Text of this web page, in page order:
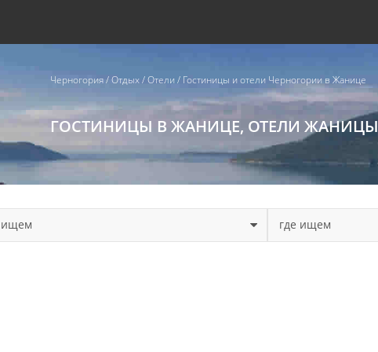
Черногория/Отдых/Отели / Гостиницы и отели Черногории в Жанице
ГОСТИНИЦЫ В ЖАНИЦЕ, ОТЕЛИ ЖАНИЦЫ
ищем где ищем